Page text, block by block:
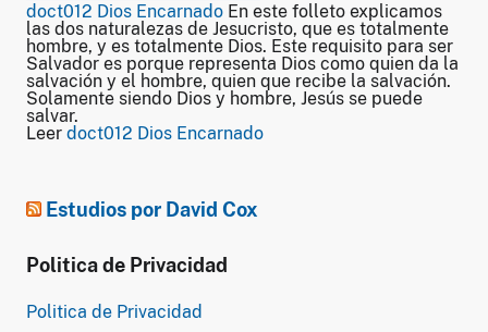
doct012 Dios Encarnado En este folleto explicamos
las dos naturalezas de Jesucristo, que es totalmente
hombre, y es totalmente Dios. Este requisito para ser
Salvador es porque representa Dios como quien da la
salvación y el hombre, quien que recibe la salvación.
Solamente siendo Dios y hombre, Jesús se puede
salvar.
Leer doct012 Dios Encarnado
Estudios por David Cox
Politica de Privacidad
Politica de Privacidad